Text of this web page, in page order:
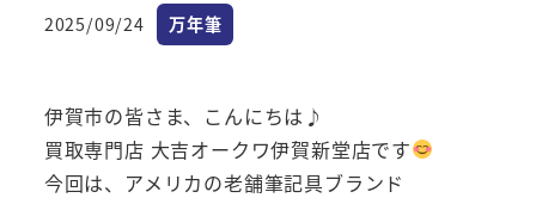
投稿日
2025/09/24 カテゴリー
万年筆
伊賀市の皆さま、こんにちは♪
買取専門店 大吉オークワ伊賀新堂店です
今回は、アメリカの老舗筆記具ブランド